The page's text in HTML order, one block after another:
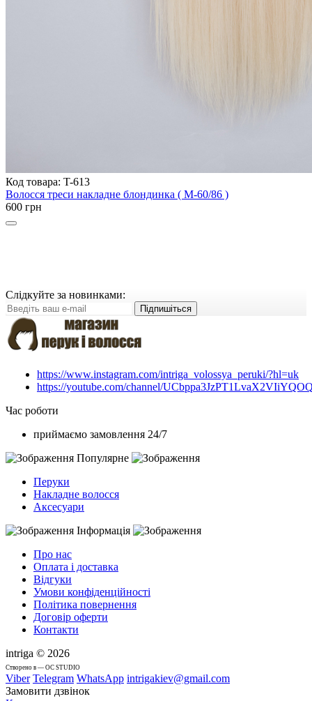
Код товара: T-613
Волосся треси накладне блондинка ( M-60/86 )
600 грн
Слідкуйте за новинками:
Підпишіться
https://www.instagram.com/intriga_volossya_peruki/?hl=uk
https://youtube.com/channel/
Час роботи
приймаємо замовлення 24/7
Популярне
Перуки
Накладне волосся
Аксесуари
Інформація
Про нас
Оплата і доставка
Відгуки
Умови конфіденційності
Політика повернення
Договір оферти
Контакти
intriga © 2026
Cтворено в — OC STUDIO
Viber Telegram WhatsApp intrigakiev@gmail.com
Замовити дзвінок